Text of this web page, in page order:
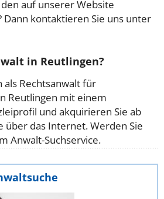
auf unserer Website
Dann kontaktieren Sie uns unter
in Reutlingen?
als Rechtsanwalt für
Reutlingen mit einem
und akquirieren Sie ab
über das Internet. Werden Sie
Anwalt-Suchservice.